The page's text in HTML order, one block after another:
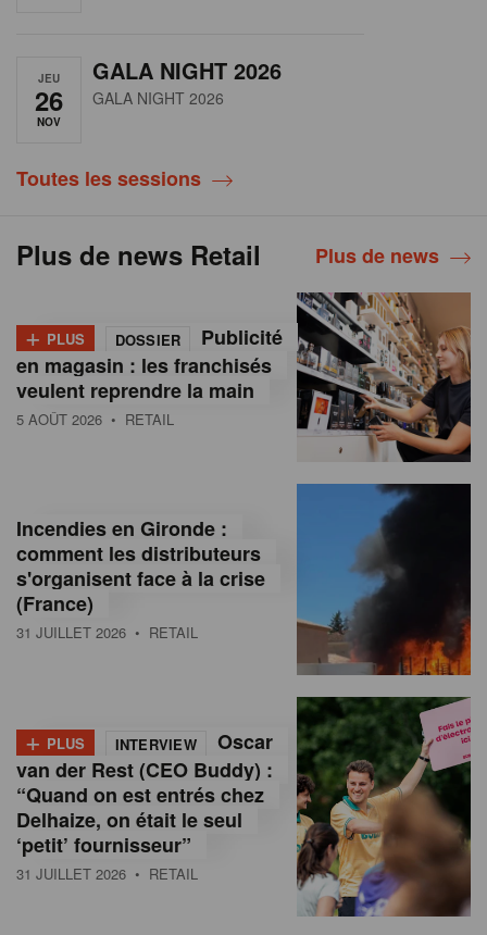
JEU
26
NOV
GALA NIGHT 2026
GALA NIGHT 2026
Toutes les sessions
Plus de news Retail Plus de news
+ PLUS DOSSIER
Publicité
en magasin : les franchisés
veulent reprendre la main
5 AOÛT 2026 • RETAIL
Incendies en Gironde :
comment les distributeurs
s'organisent face à la crise
(France)
31 JUILLET 2026 • RETAIL
+ PLUS INTERVIEW
Oscar
van der Rest (CEO Buddy) :
“Quand on est entrés chez
Delhaize, on était le seul
‘petit’ fournisseur”
31 JUILLET 2026 • RETAIL